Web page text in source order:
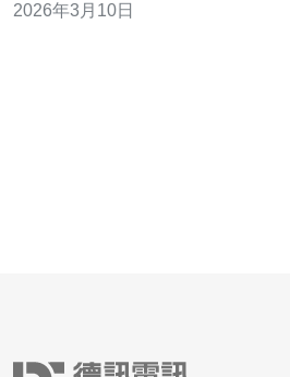
国际出口带宽优势，这对于需要面
2026年3月10日